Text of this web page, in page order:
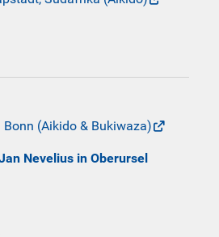
Bonn (Aikido & Bukiwaza)
Nevelius in Oberursel